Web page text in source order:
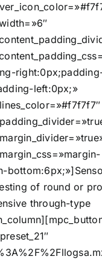
left:0px;»
of round or
through-type